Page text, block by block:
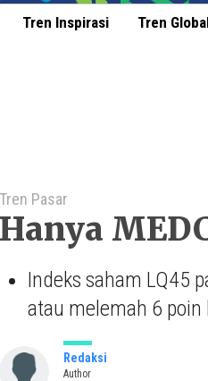
Tren Inspirasi Tren
Tren Pasar
Hanya
Indeks saham LQ45
atau melemah 6 poin
Redaksi
Author